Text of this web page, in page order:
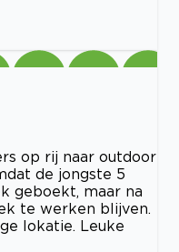
op rij naar outdoor
de jongste 5
geboekt, maar na
te werken blijven.
lokatie. Leuke